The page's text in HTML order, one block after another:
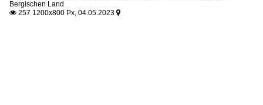
Bergischen Land
 257 1200x800 Px, 04.05.2023 